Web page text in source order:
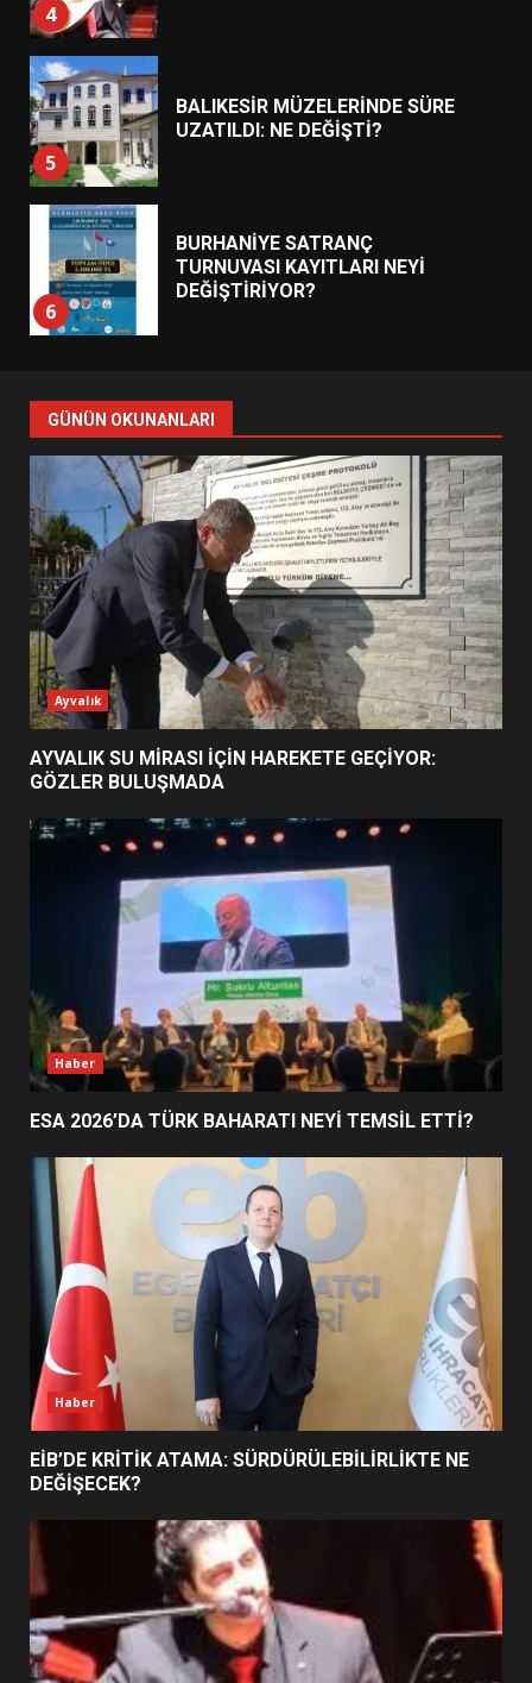
4
5
BALIKESİR MÜZELERİNDE SÜRE
UZATILDI: NE DEĞİŞTİ?
6
BURHANİYE SATRANÇ
TURNUVASI KAYITLARI NEYİ
DEĞİŞTİRİYOR?
7
YENİ YÖNETİM NASIL
ŞEKİLLENDİ?
1
AYVALIK SU MİRASI İÇİN
HAREKETE GEÇİYOR: GÖZLER
BULUŞMADA
2
ESA 2026’DA TÜRK BAHARATI
NEYİ TEMSİL ETTİ?
EİB’DE KRİTİK ATAMA:
SÜRDÜRÜLEBİLİRLİKTE NE
DEĞİŞECEK?
4
EDREMİT’İN GURURU TÜRKİYE
FİNALİNDE NE BAŞARDI?
5
UZATILDI: NE DEĞİŞTİ?
6
BURHANİYE SATRANÇ
TURNUVASI KAYITLARI NEYİ
DEĞİŞTİRİYOR?
BURHANİYE BELEDİYESPOR’DA
YENİ YÖNETİM NASIL
GÜNÜN OKUNANLARI
Ayvalık
AYVALIK SU MİRASI İÇİN HAREKETE GEÇİYOR:
GÖZLER BULUŞMADA
Haber
ESA 2026’DA TÜRK BAHARATI NEYİ TEMSİL ETTİ?
Haber
EİB’DE KRİTİK ATAMA: SÜRDÜRÜLEBİLİRLİKTE NE
DEĞİŞECEK?